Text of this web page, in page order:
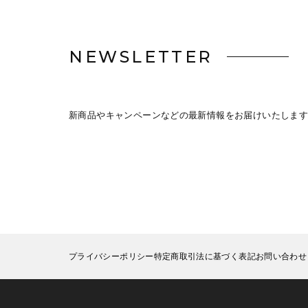
NEWSLETTER
新商品やキャンペーンなどの最新情報をお届けいたします
プライバシーポリシー特定商取引法に基づく表記お問い合わせ